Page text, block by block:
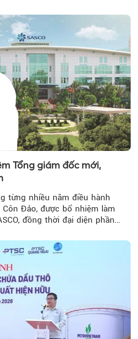
Tổng giám đốc mới,
từng nhiều năm điều hành
Côn Đảo, được bổ nhiệm làm
đồng thời đại diện phần